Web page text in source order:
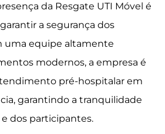
da Resgate UTI Móvel é
a segurança dos
uma equipe altamente
modernos, a empresa é
pré-hospitalar em
garantindo a tranquilidade
dos participantes.